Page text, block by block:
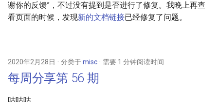
谢你的反馈”，不过没有提到是否进行了修复。我晚上再查
看页面的时候，发现新的文档链接已经修复了问题。
2020年2月28日 分类于misc 需要 1 分钟阅读时间
每周分享第 56 期